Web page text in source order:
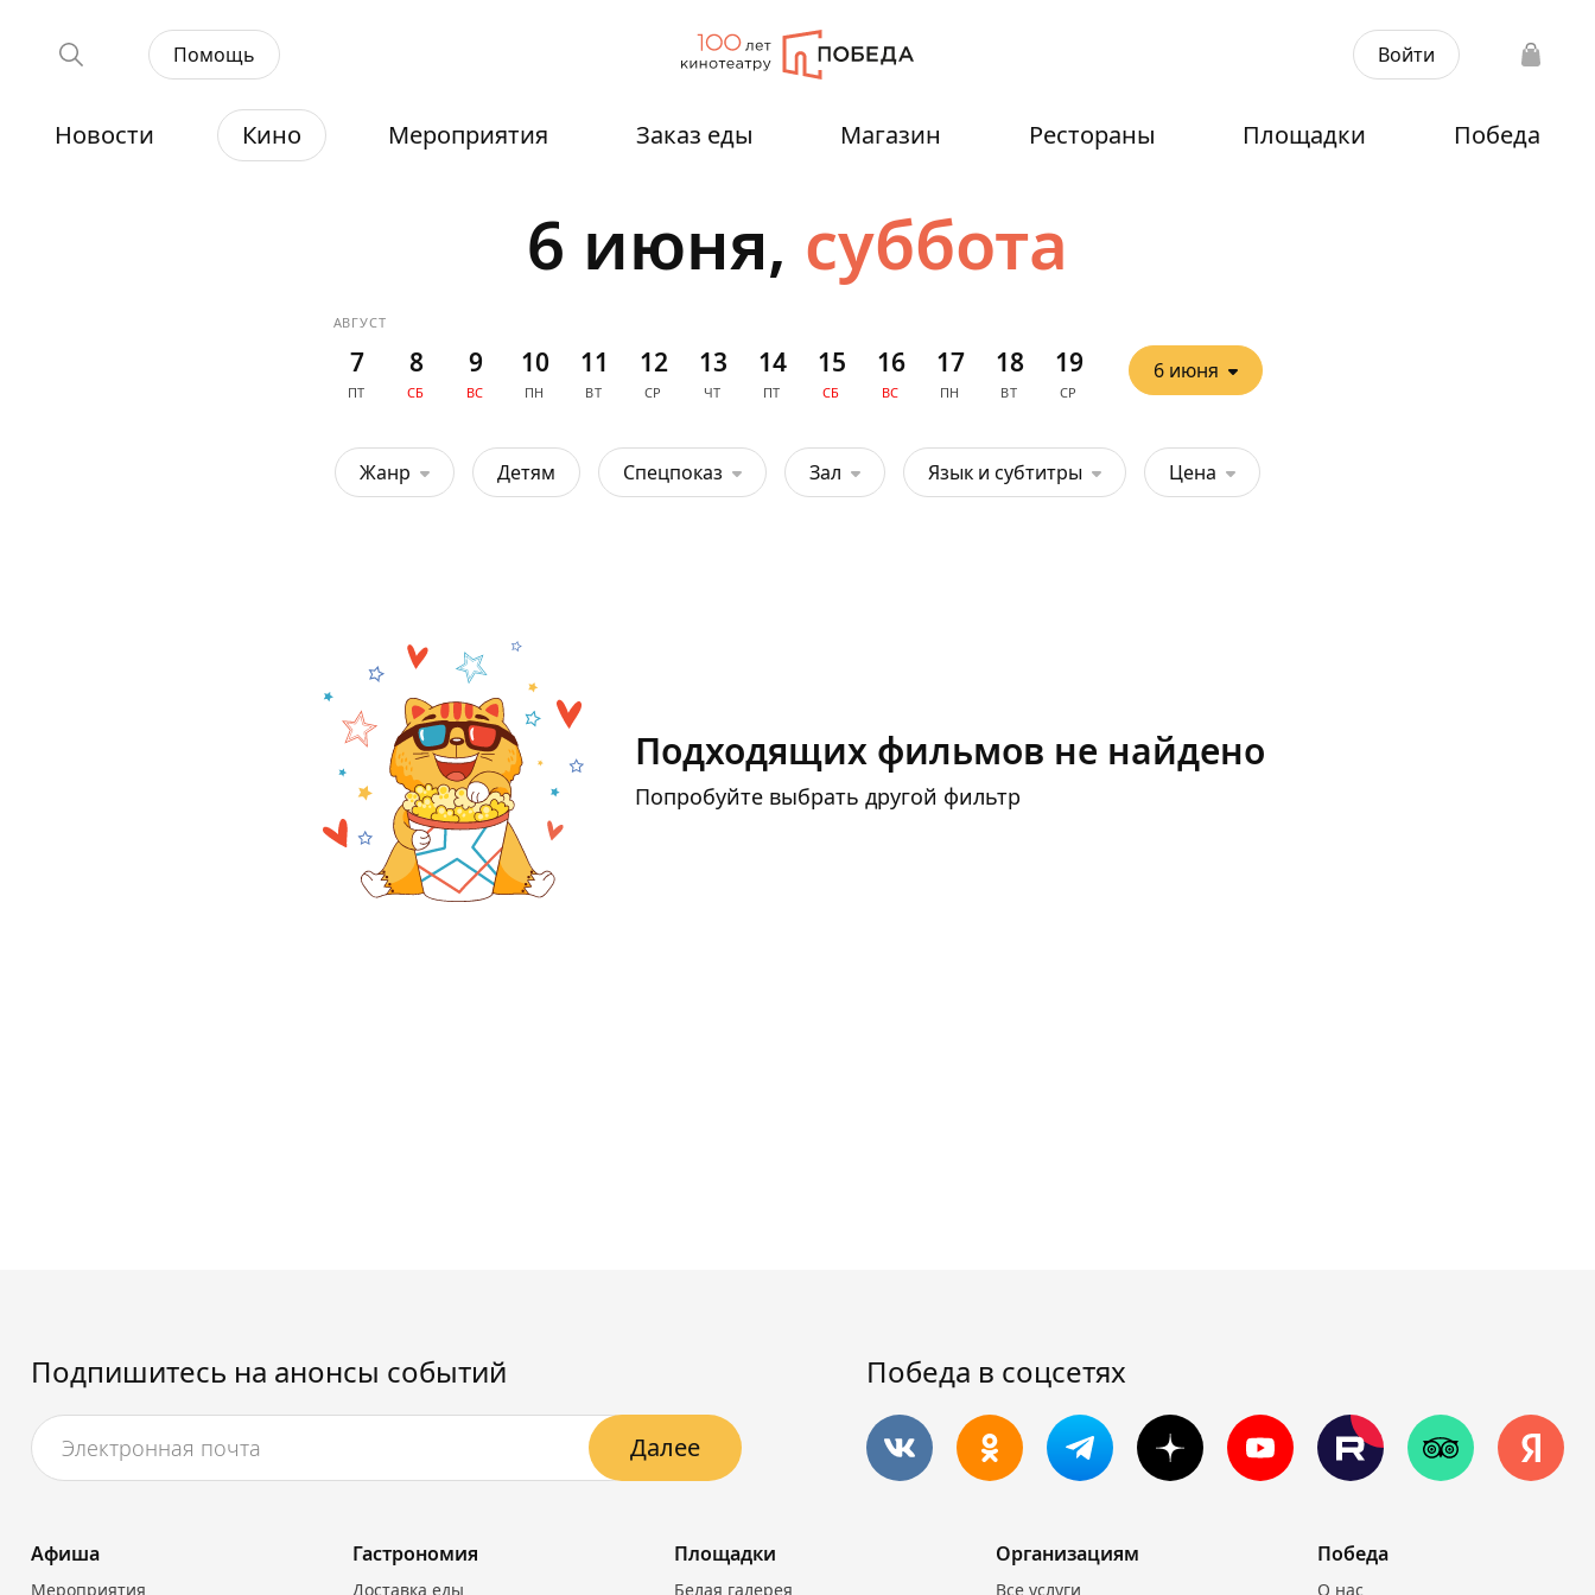
Помощь Войти
Новости Кино Мероприятия Заказ еды Магазин Рестораны Площадки Победа
6 июня, суббота
АВГУСТ
7
ПТ
8
СБ
9
ВС
10
ПН
11
ВТ
12
СР
13
ЧТ
14
ПТ
15
СБ
16
ВС
17
ПН
18
ВТ
19
СР
6 июня
Жанр Детям Спецпоказ Зал Язык и субтитры Цена
Подходящих фильмов не найдено
Попробуйте выбрать другой фильтр
Подпишитесь на анонсы событий
Далее
Победа в соцсетях
Афиша
Мероприятия
Гастрономия
Доставка еды
Площадки
Белая галерея
Организациям
Все услуги
Победа
О нас